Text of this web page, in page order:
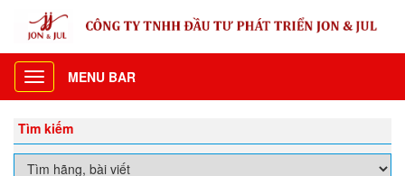
Toggle
navigation
MENU BAR
Tìm kiếm